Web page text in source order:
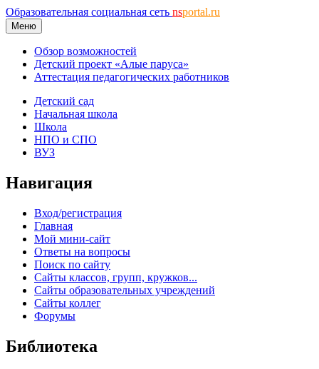
Образовательная социальная сеть nsportal.ru
Меню
Обзор возможностей
Детский проект «Алые паруса»
Аттестация педагогических работников
Детский сад
Начальная школа
Школа
НПО и СПО
ВУЗ
Навигация
Вход/регистрация
Главная
Мой мини-сайт
Ответы на вопросы
Поиск по сайту
Сайты классов, групп, кружков...
Сайты образовательных учреждений
Сайты коллег
Форумы
Библиотека